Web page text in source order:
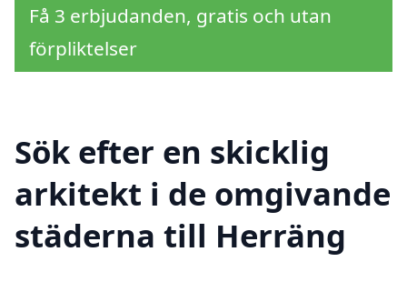
Få 3 erbjudanden, gratis och utan
förpliktelser
Sök efter en skicklig
arkitekt i de omgivande
städerna till Herräng